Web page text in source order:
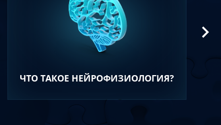
ЧТО ТАКОЕ НЕЙРОФИЗИОЛОГИЯ?